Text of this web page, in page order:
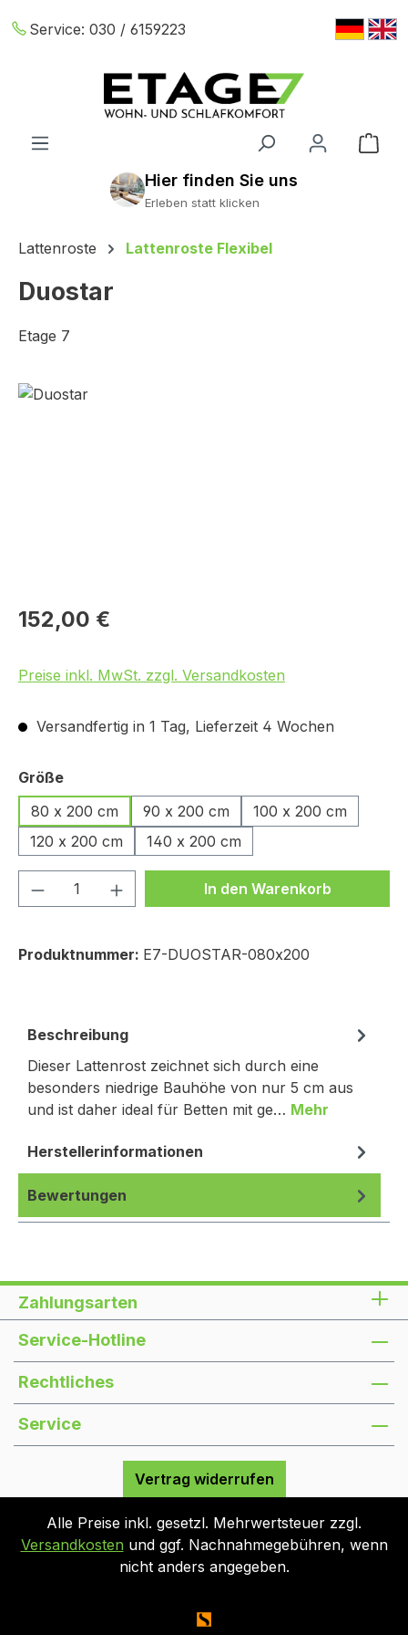
Zum Hauptinhalt springen
Service: 030 / 6159223
Erleben statt klicken
Lattenroste Lattenroste Flexibel
Duostar
Etage 7
Bildergalerie überspringen
152,00 €
Preise inkl. MwSt. zzgl. Versandkosten
Versandfertig in 1 Tag, Lieferzeit 4 Wochen
Größeauswählen
80 x 200 cm
90 x 200 cm
100 x 200 cm
120 x 200 cm
140 x 200 cm
Produkt Anzahl: Gib denIn den Warenkorb
Produktnummer: E7-DUOSTAR-080x200
Beschreibung
Dieser Lattenrost zeichnet sich durch eine
besonders niedrige Bauhöhe von nur 5 cm aus
und ist daher ideal für Betten mit ge… Mehr
Herstellerinformationen
Bewertungen
Zahlungsarten
Service-Hotline
Rechtliches
Service
Vertrag widerrufen
Alle Preise inkl. gesetzl. Mehrwertsteuer zzgl.
Versandkosten und ggf. Nachnahmegebühren, wenn
nicht anders angegeben.